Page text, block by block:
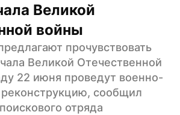
Великой
войны
прочувствовать
Великой Отечественной
22 июня проведут военно-
сообщил
отряда